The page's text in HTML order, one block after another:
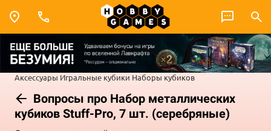
Аксессуары Игральные кубики Наборы кубиков
Вопросы про Набор металлических
кубиков Stuff-Pro, 7 шт. (серебряные)